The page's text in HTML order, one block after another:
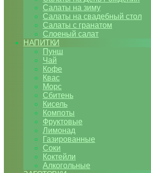
Салаты на зиму
Салаты на свадебный стол
Салаты с гранатом
Слоеный салат
НАПИТКИ
Пунш
Чай
Кофе
Квас
Морс
Сбитень
Кисель
Компоты
Фруктовые
Лимонад
Газированные
Соки
Коктейли
Алкогольные